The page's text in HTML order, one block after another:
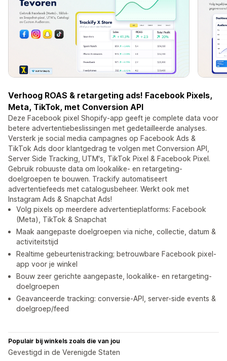
Verhoog ROAS & retargeting ads! Facebook Pixels,
Meta, TikTok, met Conversion API
Deze Facebook pixel Shopify-app geeft je complete data voor
betere advertentiebeslissingen met gedetailleerde analyses.
Versterk je social media campagnes op Facebook Ads &
TikTok Ads door klantgedrag te volgen met Conversion API,
Server Side Tracking, UTM's, TikTok Pixel & Facebook Pixel.
Gebruik robuuste data om lookalike- en retargeting-
doelgroepen te bouwen. Trackify automatiseert
advertentiefeeds met catalogusbeheer. Werkt ook met
Instagram Ads & Snapchat Ads!
Volg pixels op meerdere advertentieplatforms: Facebook
(Meta), TikTok & Snapchat
Maak aangepaste doelgroepen via niche, collectie, datum &
activiteitstijd
Realtime gebeurtenistracking; betrouwbare Facebook pixel-
app voor je winkel
Bouw zeer gerichte aangepaste, lookalike- en retargeting-
doelgroepen
Geavanceerde tracking: conversie-API, server-side events &
doelgroep/feed
Populair bij winkels zoals die van jou
Gevestigd in de Verenigde Staten